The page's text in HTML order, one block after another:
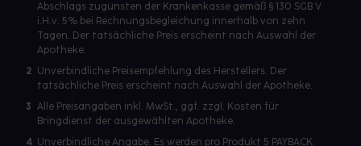
Abschlags zugunsten der Krankenkasse gemäß § 130 SGB V
i.H.v. 5% bei Rechnungsbegleichung innerhalb von zehn
Tagen. Der tatsächliche Preis erscheint nach Auswahl der
Apotheke.
2 Unverbindliche Preisempfehlung des Herstellers. Der
tatsächliche Preis erscheint nach Auswahl der Apotheke.
3 Alle Preisangaben inkl. MwSt., ggf. zzgl. Kosten für
Bringdienst der ausgewählten Apotheke.
4 Unverbindliche Angabe. Es werden pro Produkt 5 PAYBACK